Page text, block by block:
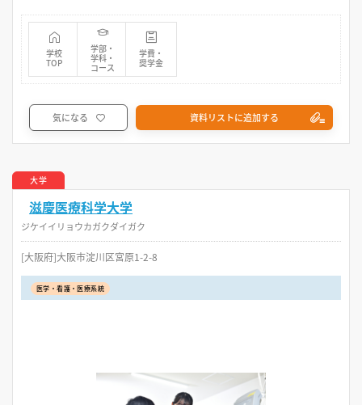
学校
TOP
学部・
学科・
コース
学費・
奨学金
気になる 資料リストに追加する
大学
滋慶医療科学大学
ジケイイリョウカガクダイガク
[大阪府]大阪市淀川区宮原1-2-8
医学・看護・医療系統